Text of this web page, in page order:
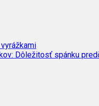
Dôležitosť spánku